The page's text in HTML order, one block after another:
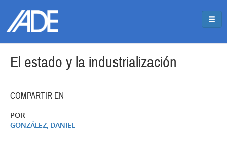
El estado y la industrialización
COMPARTIR EN
POR
GONZÁLEZ, DANIEL